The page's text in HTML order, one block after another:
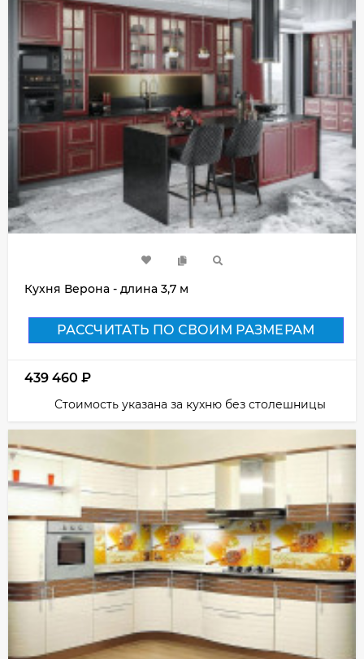
Кухня Верона - длина 3,7 м
РАССЧИТАТЬ ПО СВОИМ РАЗМЕРАМ
439 460 ₽
Стоимость указана за кухню без столешницы